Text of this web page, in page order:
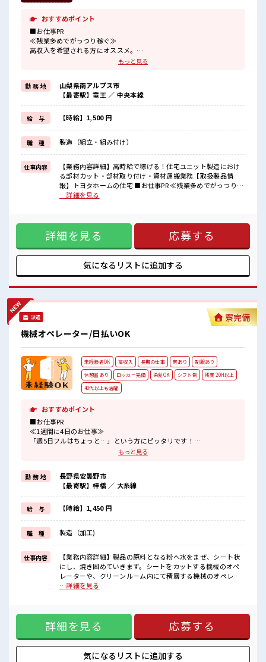
おすすめポイント
■お仕事PR
≪残業多めでがっつり稼ぐ≫
高収入を希望される方にオススメ。
残業は月20時間以上あります♪
制服があるので、
毎日の服装の悩み解消♪
≪未経験OKの仕事≫
新しいことにチャレンジするのは不安だけど、
しっかり働く環境が整っています！
イチからスキルUP・ステップUP目指していきましょう！
≪収入アップを目指せる≫
高時給だらけの派遣のお仕事です！
■職場の雰囲気
≪20代の方が多数活躍中の職場≫
休憩室で楽しくランチ♪
時間があれば昼寝もしちゃおう！
高収入もバッチリ目指せますよ！
もっと見る
勤 務 地
山梨県南アルプス市
【最寄駅】竜王 ／ 中央本線
給 与 【時給】1,500 円
職 種 製造（組立・組み付け）
仕事内容
【業務内容詳細】高時給で稼げる！住宅ユニット製造におけ
る部材カット・部材取り付け・資材運搬業務【取扱製品情
報】トヨタホームの住宅 ■お仕事PR ≪残業多めでがっつり稼
ぐ≫ 高収入を希望される方にオススメ。 残業は月20時間以上
ジするのは不安だけど、 しっかり働く環境が整っています！
イチからスキルUP・ステップUP目指していきましょう！ ≪
収入アップを目指せる≫ 高時給だらけの派遣のお仕事です！
■職場の雰囲気 ≪20代の方が多数活躍中の職場≫ 休憩室で楽
しくランチ♪ 時間があれば昼寝もしちゃおう！ ロッカーあ
り！ 安心してお仕事に集中♪ 高収入もバッチリ目指せます
…詳細を見る
詳細を見る 応募する
気になるリストに追加する
派遣
機械オペレーター/日払いOK
寮完備
未経験者OK 高収入 長期の仕事 寮あり
制服あり
休憩室あり
ロッカー完備 染髪OK シフト制
残業 20H以上
40代以上も活躍
おすすめポイント
■お仕事PR
≪1週間に4日のお仕事≫
「週5日フルはちょっと…」という方にピッタリです！
通勤にはちょっと遠い…という県内の方もOK！
出勤日は寮住まい、
休日は自宅でゆっくり、
なんて働き方もできます！
≪残業多めでがっつり稼ぐ≫
高収入を希望される方にオススメ。
残業は月20時間以上あります♪
≪髪型自由≫
基本的に髪色自由で明るすぎたり奇抜でなければOKです！
(規定有)≪動きやすい制服アリ≫
制服があるので、
毎日の服装の悩み解消♪
髪型自由な職場！
休憩室で楽しくおしゃべり！
ストレス解消☆
持ち物が多いあなたにもぴったり☆
ロッカー付き職場♪
もっと見る
勤 務 地
長野県安曇野市
【最寄駅】梓橋 ／ 大糸線
給 与 【時給】1,450 円
職 種 製造（加工)
仕事内容
【業務内容詳細】製品の原料となる粉へ水をまぜ、シート状
にし、焼き固めていきます。シートをカットする機械のオペ
レーターや、クリーンルーム内にて積層する機械のオペレー
ターを行っていただきます。【取扱製品情報】電子機器向け
ルはちょっと…」という方にピッタリです！ ≪寮完備≫ 県外
の方はもちろん、 通勤にはちょっと遠い…という県内の方も
OK！ 出勤日は寮住まい、 休日は自宅でゆっくり、 なんて働
き方もできます！ ≪残業多めでがっつり稼ぐ≫ 高収入を希望
される方にオススメ。 残業は月20時間以上あります♪ ≪髪型
…詳細を見る
詳細を見る 応募する
気になるリストに追加する